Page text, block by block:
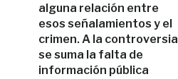
alguna relación entre
esos señalamientos y el
crimen. A la controversia
se suma la falta de
información pública